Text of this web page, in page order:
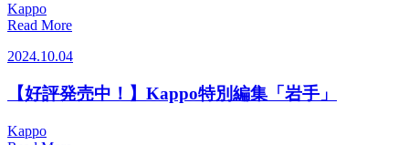
Kappo
Read More
2024.10.04
【好評発売中！】Kappo特別編集「岩手」
Kappo